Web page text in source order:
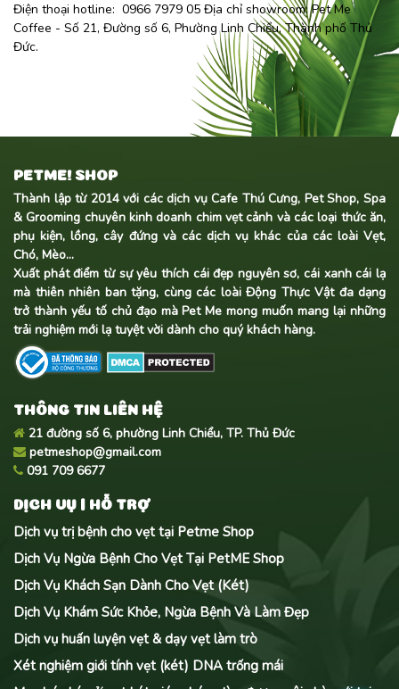
Điện thoại hotline: 0966 7979 05 Địa chỉ showroom:Pet Me
Coffee - Số 21, Đường số 6, Phường Linh Chiểu, Thành phố Thủ
Đức.
PETME! SHOP
Thành lập từ 2014 với các dịch vụ Cafe Thú Cưng, Pet Shop, Spa
& Grooming chuyên kinh doanh chim vẹt cảnh và các loại thức ăn,
phụ kiện, lồng, cây đứng và các dịch vụ khác của các loài Vẹt,
Chó, Mèo...
Xuất phát điểm từ sự yêu thích cái đẹp nguyên sơ, cái xanh cái lạ
mà thiên nhiên ban tặng, cùng các loài Động Thực Vật đa dạng
trở thành yếu tố chủ đạo mà Pet Me mong muốn mang lại những
trải nghiệm mới lạ tuyệt vời dành cho quý khách hàng.
THÔNG TIN LIÊN HỆ
21 đường số 6, phường Linh Chiểu, TP. Thủ Đức
petmeshop@gmail.com
091 709 6677
DỊCH VỤ | HỖ TRỢ
Dịch vụ trị bệnh cho vẹt tại Petme Shop
Dịch Vụ Ngừa Bệnh Cho Vẹt Tại PetME Shop
Dịch Vụ Khách Sạn Dành Cho Vẹt (Két)
Dịch Vụ Khám Sức Khỏe, Ngừa Bệnh Và Làm Đẹp
Dịch vụ huấn luyện vẹt & dạy vẹt làm trò
Xét nghiệm giới tính vẹt (két) DNA trống mái